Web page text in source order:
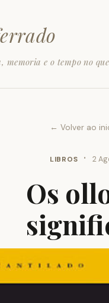
memoria e o tempo no
← Volver ao
LIBROS · 2
Os